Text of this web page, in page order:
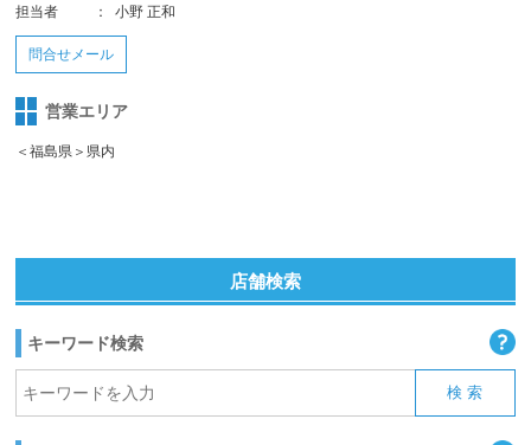
担当者
： 小野 正和
問合せメール
営業エリア
＜福島県＞県内
店舗検索
キーワード検索